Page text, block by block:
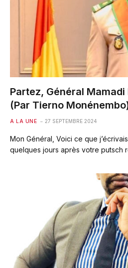
Partez, Général
(Par Tierno
A LA UNE 27 SEPTEMBRE 2024
Mon Général, Voici ce que
quelques jours après votre putsch